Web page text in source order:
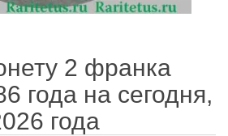
2 франка
года на сегодня,
года